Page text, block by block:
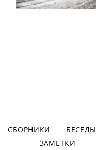
СБОРНИКИ БЕСЕДЫ
ЗАМЕТКИ